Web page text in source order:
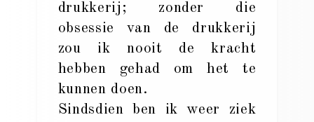
drukkerij; zonder die
obsessie van de drukkerij
zou ik nooit de kracht
hebben gehad om het te
kunnen doen.
Sindsdien ben ik weer ziek